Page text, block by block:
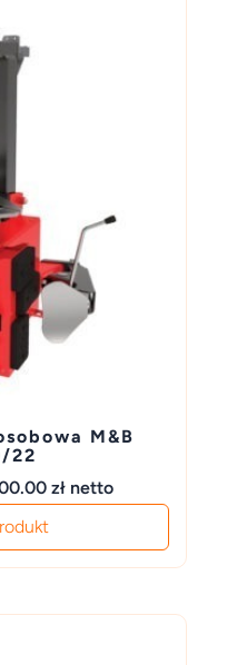
M&B
22
zł.
złAktualna
wynosi:
11,500.00 zł.
netto